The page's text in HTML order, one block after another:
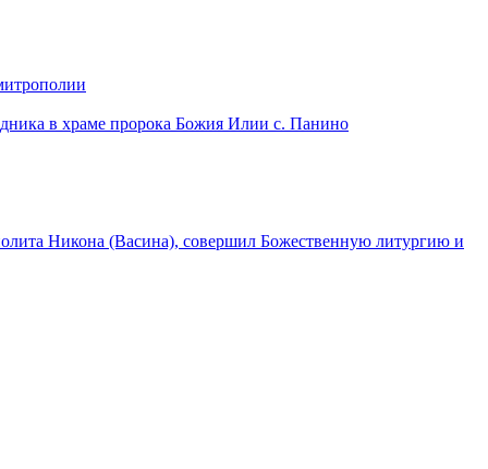
в храме пророка Божия Илии с. Панино
Никона (Васина), совершил Божественную литургию и